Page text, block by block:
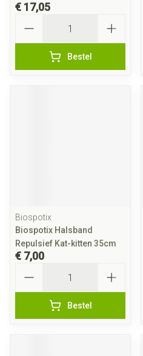
€ 17,05
Bestel
Biospotix
Biospotix Halsband
Repulsief Kat-kitten 35cm
€ 7,00
Bestel